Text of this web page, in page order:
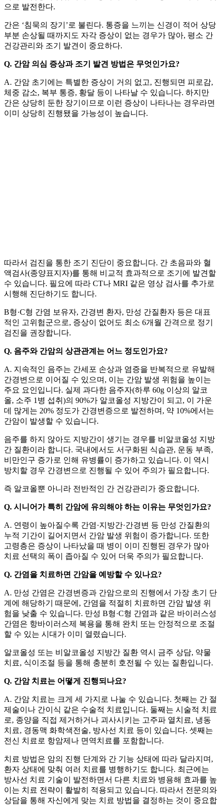
으로 발전한다.
간은 ‘침묵의 장기’로 불린다. 통증을 느끼는 신경이 적어 상당
부분 손상될 때까지도 자각 증상이 없는 경우가 많아, 평소 간
건강관리와 조기 발견이 중요하다.
Q. 간암 의심 증상과 조기 발견 방법은 무엇인가요?
A. 간암 초기에는 특별한 증상이 거의 없고, 진행되면 피로감,
체중 감소, 복부 통증, 황달 등이 나타날 수 있습니다. 하지만
간은 상당히 둔한 장기이므로 이런 증상이 나타나는 경우라면
이미 상당히 진행됐을 가능성이 높습니다.
따라서 검진을 통한 조기 진단이 중요합니다. 간 초음파와 혈
액검사(종양표지자)를 통해 비교적 효과적으로 조기에 발견할
수 있습니다. 필요에 따라 CT나 MRI 같은 영상 검사를 추가로
시행해 진단하기도 합니다.
B형·C형 간염 보유자, 간경변 환자, 만성 간질환자 등은 대표
적인 고위험군으로, 증상이 없어도 최소 6개월 간격으로 정기
검진을 권장합니다.
Q. 음주와 간암의 상관관계는 어느 정도인가요?
A. 지속적인 음주는 간세포 손상과 염증을 반복적으로 유발해
간경변으로 이어질 수 있으며, 이는 간암 발생 위험을 높이는
주요 요인입니다. 실제 과다한 음주자(하루 60g 이상의 알코
올, 소주 1병 섭취)의 90%가 알코올성 지방간이 되고, 이 가운
데 많게는 20% 정도가 간경변증으로 발전하며, 약 10%에서는
간암이 발생할 수 있습니다.
음주를 하지 않아도 지방간이 생기는 경우를 비알코올성 지방
간 질환이라 합니다. 국내에서도 서구화된 식습관, 운동 부족,
비만인구 증가로 인해 유병률이 증가하고 있습니다. 이 역시
방치할 경우 간경변으로 진행될 수 있어 주의가 필요합니다.
즉 알코올뿐 아니라 전반적인 간 건강관리가 중요합니다.
Q. 시니어가 특히 간암에 유의해야 하는 이유는 무엇인가요?
A. 연령이 높아질수록 간염·지방간·간경변 등 만성 간질환의
누적 기간이 길어지면서 간암 발생 위험이 증가합니다. 또한
고령층은 증상이 나타났을 때 병이 이미 진행된 경우가 많아
치료 선택의 폭이 좁아질 수 있어 더욱 주의가 필요합니다.
Q. 간염을 치료하면 간암을 예방할 수 있나요?
A. 만성 간염은 간경변증과 간암으로의 진행에서 가장 초기 단
계에 해당하기 때문에, 간염을 적절히 치료하면 간암 발생 위
험을 낮출 수 있습니다. 만성 B형·C형 간염과 같은 바이러스성
간염은 항바이러스제 복용을 통해 완치 또는 안정적으로 조절
할 수 있는 시대가 이미 열렸습니다.
알코올성 또는 비알코올성 지방간 질환 역시 금주 상담, 약물
치료, 식이조절 등을 통해 충분히 호전될 수 있는 질환입니다.
Q. 간암 치료는 어떻게 진행되나요?
A. 간암 치료는 크게 세 가지로 나눌 수 있습니다. 첫째는 간 절
제술이나 간이식 같은 수술적 치료입니다. 둘째는 시술적 치료
로, 종양을 직접 제거하거나 괴사시키는 고주파 열치료, 냉동
치료, 경동맥 화학색전술, 방사선 치료 등이 있습니다. 셋째는
전신 치료로 항암제나 면역치료를 포함합니다.
치료 방법은 암의 진행 단계와 간 기능 상태에 따라 달라지며,
환자 상태에 맞춰 여러 치료를 병행하기도 합니다. 최근에는
방사선 치료 기술이 발전하면서 다른 치료와 병용해 효과를 높
이는 치료 전략이 활발히 적용되고 있습니다. 따라서 전문의와
상담을 통해 자신에게 맞는 치료 방법을 결정하는 것이 중요합